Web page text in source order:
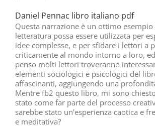
Daniel Pennac libro italiano pdf
Questa narrazione è un ottimo esempio
letteratura possa essere utilizzata per
idee complesse, e per sfidare i lettori a
criticamente al mondo intorno a loro,
penso molti lettori troveranno
elementi sociologici e psicologici del
affascinanti, aggiungendo una
Mentre fb2 questo libro, mi sono
stato come far parte del processo
sarebbe stato un’esperienza caotica e
e meditativa?